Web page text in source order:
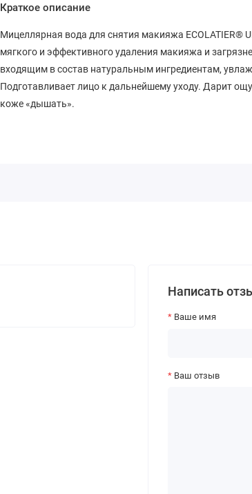
Краткое описание
Мицеллярная вода для снятия макияжа ECOLATIER®
мягкого и эффективного удаления макияжа и
входящим в состав натуральным ингредиентам,
Подготавливает лицо к дальнейшему уходу. Дарит
коже «дышать».
Написать
Ваше имя
Ваш отзыв